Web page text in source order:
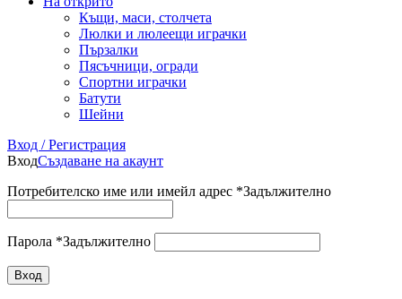
Къщи, маси, столчета
Люлки и люлеещи играчки
Пързалки
Пясъчници, огради
Спортни играчки
Батути
Шейни
Вход / Регистрация
ВходСъздаване на акаунт
Потребителско име или имейл адрес *Задължително
Парола *Задължително
Вход